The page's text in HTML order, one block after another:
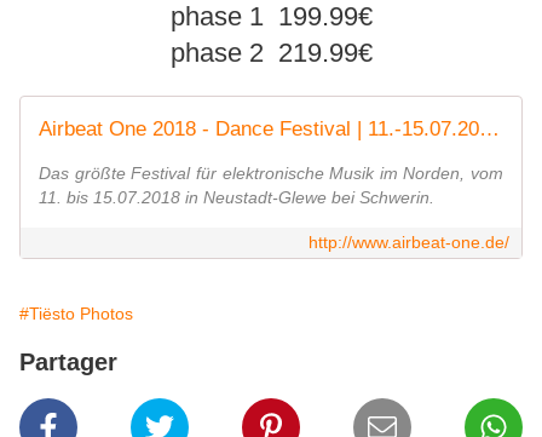
phase 1 199.99€
phase 2 219.99€
Airbeat One 2018 - Dance Festival | 11.-15.07.2018 - Norddeutschland grösstes Dance Festival
Das größte Festival für elektronische Musik im Norden, vom
11. bis 15.07.2018 in Neustadt-Glewe bei Schwerin.
http://www.airbeat-one.de/
#Tiësto Photos
Partager